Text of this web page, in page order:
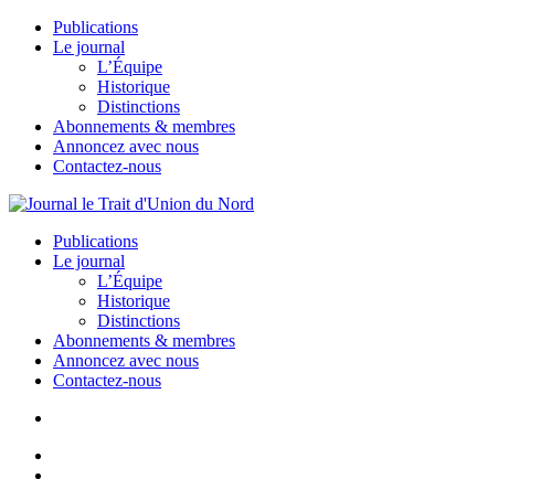
Publications
Le journal
L’Équipe
Historique
Distinctions
Abonnements & membres
Annoncez avec nous
Contactez-nous
Publications
Le journal
L’Équipe
Historique
Distinctions
Abonnements & membres
Annoncez avec nous
Contactez-nous